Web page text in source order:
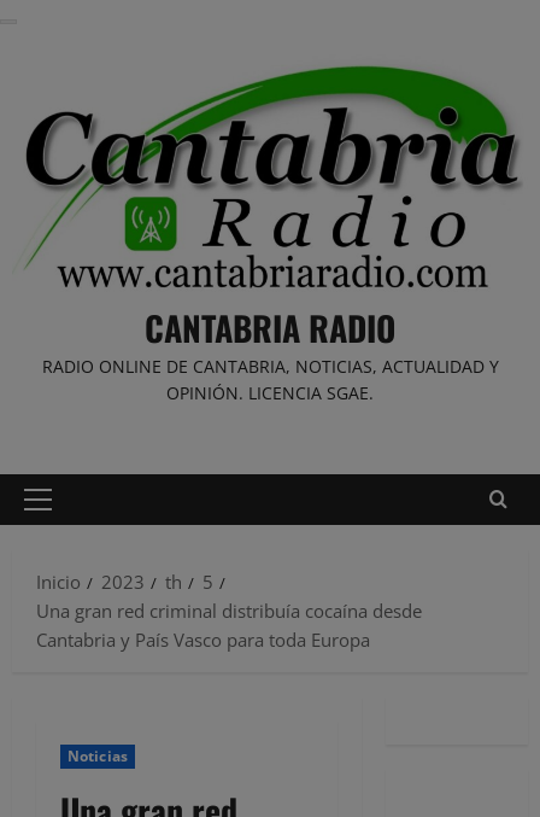
CANTABRIA RADIO
RADIO ONLINE DE CANTABRIA, NOTICIAS, ACTUALIDAD Y
OPINIÓN. LICENCIA SGAE.
Menú
Inicio
2023 th
5
Una gran red criminal distribuía cocaína desde
Cantabria y País Vasco para toda Europa
Noticias